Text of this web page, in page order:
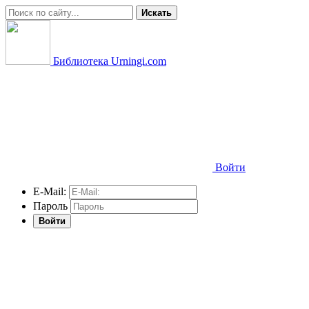
Искать
Библиотека Urningi.com
Войти
E-Mail:
Пароль
Войти